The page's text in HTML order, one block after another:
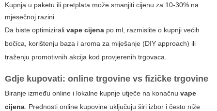
Kupnja u paketu ili pretplata može smanjiti cijenu za 10-30% na
mjesečnoj razini
Da biste optimizirali vape cijena po ml, razmislite o kupnji većih
bočica, korištenju baza i aroma za miješanje (DIY approach) ili
traženju promotivnih akcija kod provjerenih trgovaca.
Gdje kupovati: online trgovine vs fizičke trgovine
Biranje između online i lokalne kupnje utječe na konačnu vape
cijena . Prednosti online kupovine uključuju širi izbor i često niže